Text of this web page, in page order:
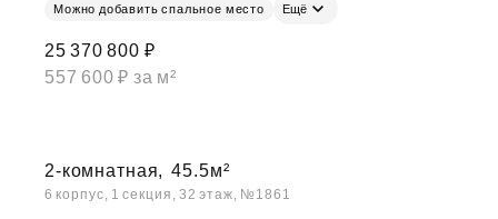
Можно добавить спальное место Ещё
25 370 800 ₽
557 600 ₽ за м²
2-комнатная, 45.5м²
6 корпус, 1 секция, 32 этаж, №1861